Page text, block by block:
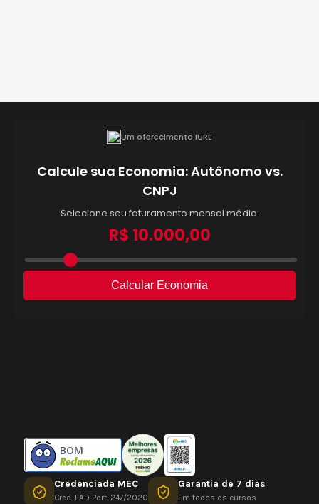
BOM
Credenciada MEC
Cred. EAD Port. 247/2020
Garantia de 7 dias
Em todos os cursos